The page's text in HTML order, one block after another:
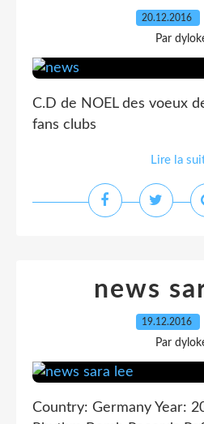
20.12.2016
Par
C.D de NOEL des voeux
fans clubs
Lire la
news
19.12.2016
Par
Country: Germany Year: